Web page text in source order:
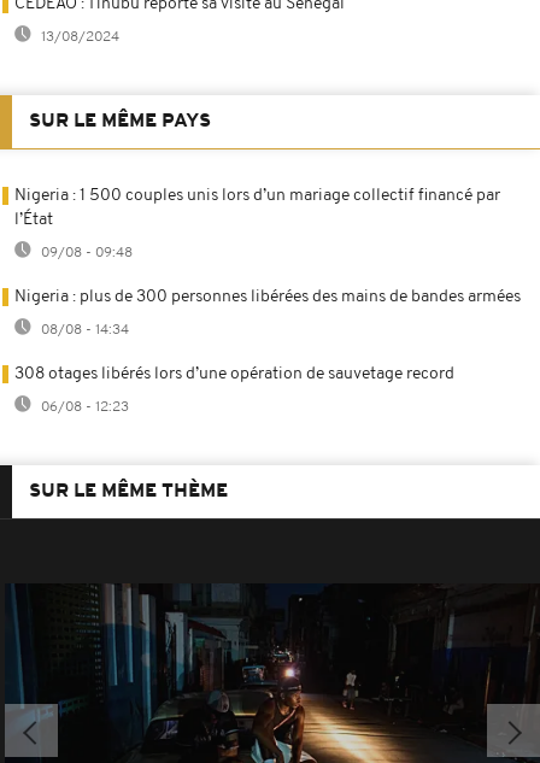
CEDEAO : Tinubu reporte sa visite au Sénégal
13/08/2024
SUR LE MÊME PAYS
Nigeria : 1 500 couples unis lors d’un mariage collectif financé par
l’État
09/08 - 09:48
Nigeria : plus de 300 personnes libérées des mains de bandes armées
08/08 - 14:34
308 otages libérés lors d’une opération de sauvetage record
06/08 - 12:23
SUR LE MÊME THÈME